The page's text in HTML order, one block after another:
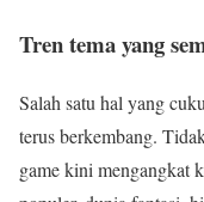
Tren tema yang
Salah satu hal yang
terus berkembang.
game kini mengangkat